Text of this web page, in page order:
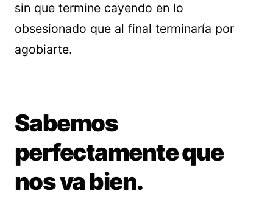
sin que termine cayendo en lo
obsesionado que al final terminaría por
agobiarte.
Sabemos
perfectamente que
nos va bien.